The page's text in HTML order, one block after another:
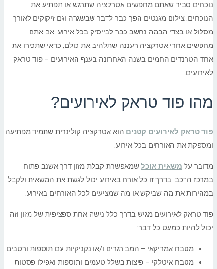
נוכחים סביר שאתם מחפשים אטרקציה שתרגש או תפתיע את
הנוכחים. צילום מגנטים הפך כבר לדבר שבשגרה וגם זיקוקים לאורך
מסלול או בצדי הבמה נחשב כבר לבייסיק בכל אירוע. אם אתם
מחפשים אחרי אטרקציה רעננה שתלהיב את כולם, כדאי שתכירו את
אחד הטרנדים החמים בשנה האחרונה בענף האירועים – פוד טראק
לאירועים.
מהו פוד טראק לאירועים?
פוד טראק לאירועים קטנים הוא אטרקציה קולינרית שתמיד מפתיעה
ומספקת את האורחים בכל אירוע.
מדובר על משאית אוכל שמאפשרת קבלת מזון דרך אשנב פתוח
במרכז הרכב. בדרך זו כל אורח באירוע יכול לגשת את המשאית ולקבל
במהירות את מה שביקש או מה שמציעים לכל האורחים באירוע.
פוד טראק לאירועים מגיש בדרך כלל נישה אחת ספציפית של מזון וזה
יכול להיות כמעט כל דבר:
מטבח אמריקאי – המבורגרים ו/או נקניקיות עם תוספות ורטבים
מטבח איטלקי – פיצות בשלל טעמים ותוספות ואפילו פסטות